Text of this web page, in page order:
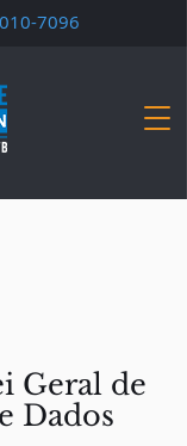
7096
Geral de
Dados